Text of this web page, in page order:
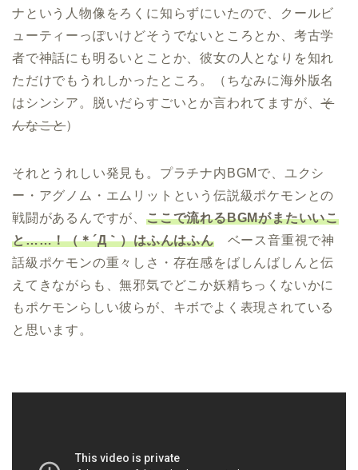
ナという人物像をろくに知らずにいたので、クールビ
ューティーっぽいけどそうでないところとか、考古学
者で神話にも明るいとことか、彼女の人となりを知れ
ただけでもうれしかったところ。（ちなみに海外版名
はシンシア。脱いだらすごいとか言われてますが、そ
んなこと）
それとうれしい発見も。プラチナ内BGMで、ユクシ
ー・アグノム・エムリットという伝説級ポケモンとの
戦闘があるんですが、 ここで流れるBGMがまたいいこ
と……！（＊´Д｀）はふんはふんベース音重視で神
話級ポケモンの重々しさ・存在感をばしんばしんと伝
えてきながらも、無邪気でどこか妖精ちっくないかに
もポケモンらしい彼らが、キボでよく表現されている
と思います。